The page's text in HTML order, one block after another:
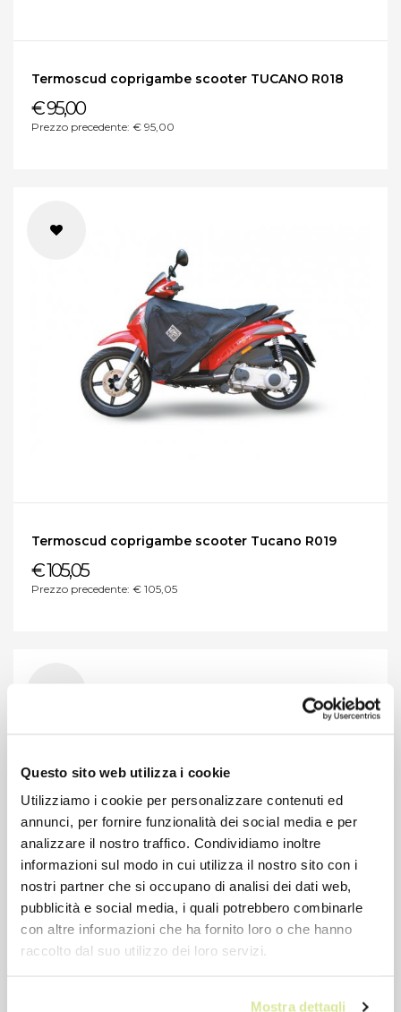
Questo sito web utilizza i cookie
Utilizziamo i cookie per personalizzare contenuti ed
annunci, per fornire funzionalità dei social media e per
analizzare il nostro traffico. Condividiamo inoltre
informazioni sul modo in cui utilizza il nostro sito con i
nostri partner che si occupano di analisi dei dati web,
pubblicità e social media, i quali potrebbero combinarle
con altre informazioni che ha fornito loro o che hanno
raccolto dal suo utilizzo dei loro servizi.
Mostra dettagli
Termoscud coprigambe scooter TUCANO R018
€ 95,00
Prezzo precedente: € 95,00
Termoscud coprigambe scooter Tucano R019
€ 105,05
Prezzo precedente: € 105,05
Termoscud coprigambe scooter TUCANO R021